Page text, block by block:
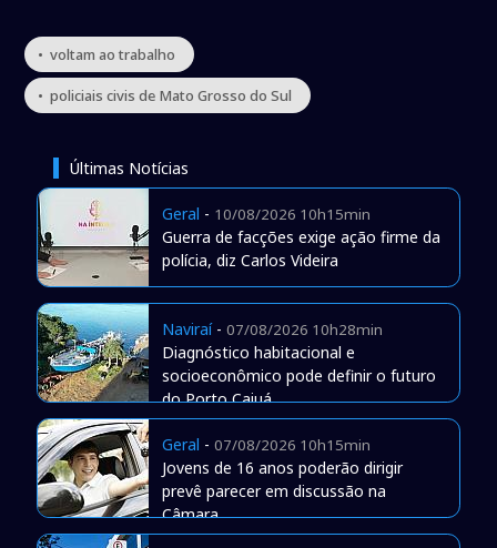
• voltam ao trabalho
• policiais civis de Mato Grosso do Sul
Últimas Notícias
Geral - 10/08/2026 10h15min
Guerra de facções exige ação firme da
polícia, diz Carlos Videira
Naviraí- 07/08/2026 10h28min
Diagnóstico habitacional e
socioeconômico pode definir o futuro
do Porto Caiuá
Geral - 07/08/2026 10h15min
Jovens de 16 anos poderão dirigir
prevê parecer em discussão na
Câmara